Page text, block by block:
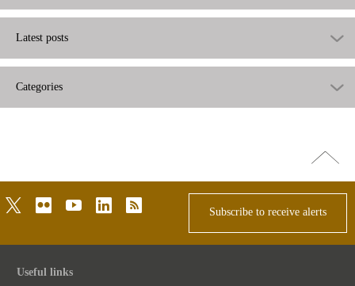
Latest posts
Categories
Go
top
twitterflickr youtubelinkedinrss
Subscribe to receive alerts
Useful links